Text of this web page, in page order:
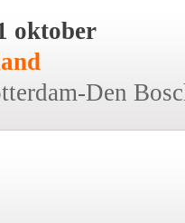
oktober
Den